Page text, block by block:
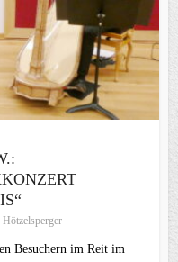
Besuchern im Reit im